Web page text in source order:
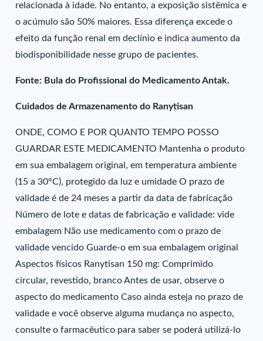
relacionada à idade. No entanto, a exposição sistêmica e
o acúmulo são 50% maiores. Essa diferença excede o
efeito da função renal em declínio e indica aumento da
biodisponibilidade nesse grupo de pacientes.
Fonte: Bula do Profissional do Medicamento Antak.
Cuidados de Armazenamento do Ranytisan
ONDE, COMO E POR QUANTO TEMPO POSSO
GUARDAR ESTE MEDICAMENTO Mantenha o produto
em sua embalagem original, em temperatura ambiente
(15 a 30°C), protegido da luz e umidade O prazo de
validade é de 24 meses a partir da data de fabricação
Número de lote e datas de fabricação e validade: vide
embalagem Não use medicamento com o prazo de
validade vencido Guarde-o em sua embalagem original
Aspectos físicos Ranytisan 150 mg: Comprimido
circular, revestido, branco Antes de usar, observe o
aspecto do medicamento Caso ainda esteja no prazo de
validade e você observe alguma mudança no aspecto,
consulte o farmacêutico para saber se poderá utilizá-lo